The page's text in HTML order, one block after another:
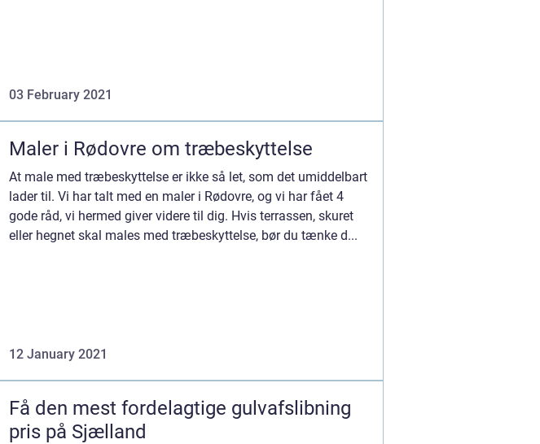
03 February 2021
Maler i Rødovre om træbeskyttelse
At male med træbeskyttelse er ikke så let, som det umiddelbart
lader til. Vi har talt med en maler i Rødovre, og vi har fået 4
gode råd, vi hermed giver videre til dig. Hvis terrassen, skuret
eller hegnet skal males med træbeskyttelse, bør du tænke d...
12 January 2021
Få den mest fordelagtige gulvafslibning
pris på Sjælland